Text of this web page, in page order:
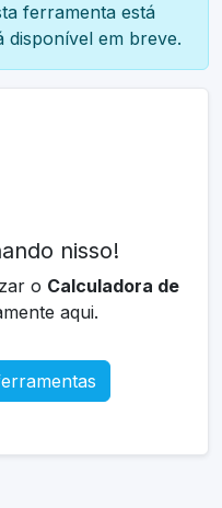
ferramenta está
disponível em breve.
nisso!
o Calculadora de
aqui.